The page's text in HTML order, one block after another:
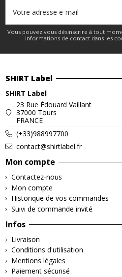
Vous pouvez vous désinscrire à tout
informations de contact dans les
SHIRT Label
SHIRT Label
23 Rue Édouard Vaillant
37000 Tours
FRANCE
(+33)988997700
contact@shirtlabel.fr
Mon compte
Contactez-nous
Mon compte
Historique de vos commandes
Suivi de commande invité
Infos
Livraison
Conditions d'utilisation
Mentions légales
Paiement sécurisé